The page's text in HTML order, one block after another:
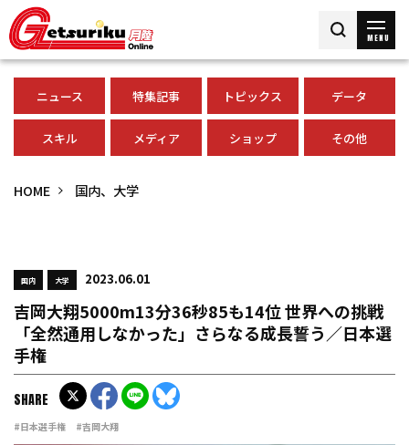
MENU
ニュース 特集記事 トピックス データ
スキル メディア ショップ その他
HOME 国内、大学
国内 大学 2023.06.01
吉岡大翔5000m13分36秒85も14位 世界への挑戦
「全然通用しなかった」さらなる成長誓う／日本選
手権
#日本選手権 #吉岡大翔
SHARE